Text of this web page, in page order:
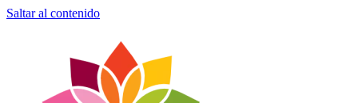
Saltar al contenido